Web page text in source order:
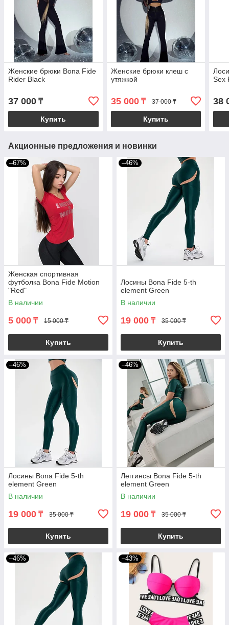
Женские брюки Bona Fide
Rider Black
37 000 ₸
Купить
Женские брюки клеш с
утяжкой
35 000₸ 37 000 ₸
Купить
Sex
38
Акционные предложения и новинки
–67%
Женская спортивная
футболка Bona Fide Motion
"Red"
В наличии
5 000 ₸ 15 000 ₸
Купить
–46%
Лосины Bona Fide 5-th
element Green
В наличии
19 000 ₸ 35 000 ₸
Купить
–46%
Лосины Bona Fide 5-th
element Green
В наличии
19 000 ₸ 35 000 ₸
Купить
–46%
Леггинсы Bona Fide 5-th
element Green
В наличии
19 000 ₸ 35 000 ₸
Купить
–46% –43%